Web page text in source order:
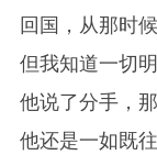
回国，从那时
但我知道一切
他说了分手，
他还是一如既